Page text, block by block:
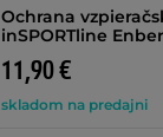
Ochrana
inSPORTline
11,90 €
skladom na predajni